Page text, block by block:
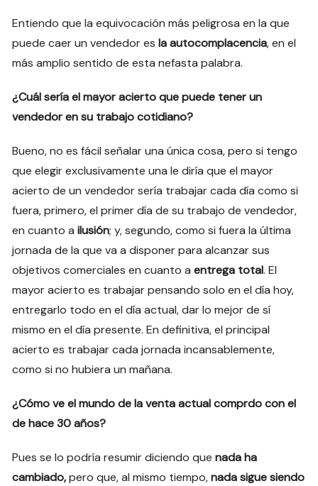
Entiendo que la equivocación más peligrosa en la que
puede caer un vendedor esla autocomplacencia, en el
más amplio sentido de esta nefasta palabra.
¿Cuál sería el mayor acierto que puede tener un
vendedor en su trabajo cotidiano?
Bueno, no es fácil señalar una única cosa, pero si tengo
que elegir exclusivamente una le diría que el mayor
acierto de un vendedor sería trabajar cada día como si
fuera, primero, el primer día de su trabajo de vendedor,
en cuanto ailusión; y, segundo, como si fuera la última
jornada de la que va a disponer para alcanzar sus
objetivos comerciales en cuanto aentrega total. El
mayor acierto es trabajar pensando solo en el día hoy,
entregarlo todo en el día actual, dar lo mejor de sí
mismo en el día presente. En definitiva, el principal
acierto es trabajar cada jornada incansablemente,
como si no hubiera un mañana.
¿Cómo ve el mundo de la venta actual comprdo con el
de hace 30 años?
Pues se lo podría resumir diciendo quenada ha
cambiado,pero que, al mismo tiempo,nada sigue siendo